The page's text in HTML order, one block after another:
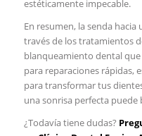
estéticamente impecable.
En resumen, la senda
través de los tratamientos
blanqueamiento dental
para reparaciones rápidas,
para transformar tus
una sonrisa perfecta puede
¿Todavía tiene dudas?